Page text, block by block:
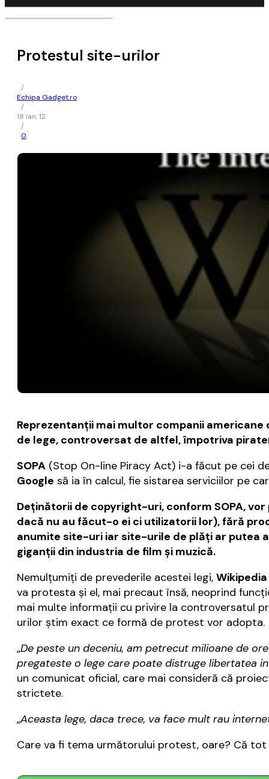
Protestul site-urilor
/
Echipa Gadget.ro
/
18 ian. 12
/
0
Reprezentanţii mai multor companii
de lege, controversat de altfel, împotriva
SOPA (Stop On-line Piracy Act) i-a făcut pe cei
Google să ia în calcul, fie sistarea serviciilor pe
Deţinătorii de copyright-uri, conform SOPA,vor
dacă nu au făcut-o ei ci utilizatorii lor), fără
anumite site-uri iar site-urile de plăţi ar putea
giganţii din industria de film şi muzică.
Nemulţumiţi de prevederile acestei legi, Wikipedia
va protesta şi el, mai precaut însă, neoprind
mai multe informaţii cu privire la controversatul
urilor ştim exact ce formă de protest vor adopta.
„De peste un deceniu, am petrecut milioane de
pregateste o lege care poate distruge libertatea
un comunicat oficial, care mai consideră că
strictete.
„Aceasta lege, daca trece, va face mult rau
Care va fi tema următorului protest, oare? Că tot